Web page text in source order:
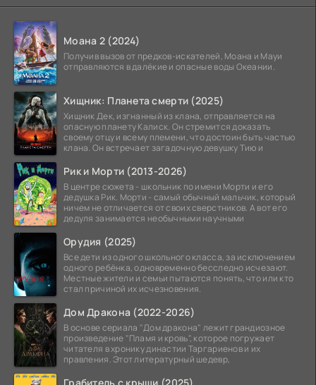
Моана 2 (2024)
Получив вызов от предков-искателей, Моана и Мауи
отправляются в далёкие и опасные воды Океании.
Хищник: Планета смерти (2025)
Хищник Дек, изгнанный из клана, отправляется на
опасную планету Калиск. Он стремится доказать
своему отцу и всему племени, что достоин быть частью
клана. Он встречает загадочную девушку Тию и
Рик и Морти (2013-2026)
В центре сюжета - школьник по имени Морти и его
дедушка Рик. Морти - самый обычный мальчик, который
ничем не отличается от своих сверстников. А вот его
дедуля занимается необычными научными
Орудия (2025)
Все дети из одного школьного класса, за исключением
одного ребёнка, одновременно бесследно исчезают.
Местные жители и семьи пытаются понять, что или кто
стал причиной их исчезновения.
Дом Дракона (2022-2026)
В основе сериала "Дом дракона" лежит грандиозное
произведение "Пламя и кровь", которое погружает
читателя в хронику династии Таргариенов и их
правления. Этот литературный шедевр,